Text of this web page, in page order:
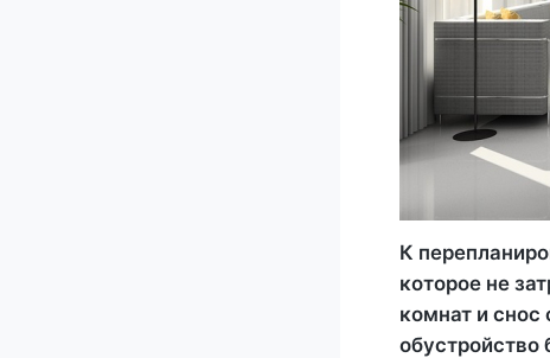
К
которое не
комнат и снос
обустройство